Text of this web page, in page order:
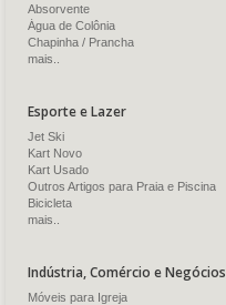
Absorvente
Água de Colônia
Chapinha / Prancha
mais..
Esporte e Lazer
Jet Ski
Kart Novo
Kart Usado
Outros Artigos para Praia e Piscina
Bicicleta
mais..
Indústria, Comércio e Negócios
Móveis para Igreja